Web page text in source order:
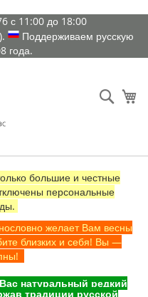
с 11:00 до 18:00
Поддерживаем русскую
года.
большие и честные
персональные
желает Вам весны
близких и себя! Вы —
натуральный редкий
традиции русской